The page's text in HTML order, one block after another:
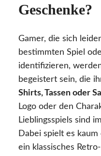
Geschenke?
Gamer, die sich
bestimmten Spiel
identifizieren,
begeistert sein, die
Shirts, Tassen oder
Logo oder den
Lieblingsspiels sind
Dabei spielt es
ein klassisches